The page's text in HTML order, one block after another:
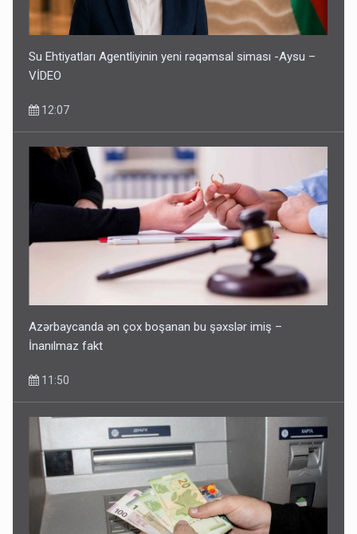
Su Ehtiyatları Agentliyinin yeni rəqəmsal siması -Aysu –
VİDEO
12:07
Azərbaycanda ən çox boşanan bu şəxslər imiş –
İnanılmaz fakt
11:50